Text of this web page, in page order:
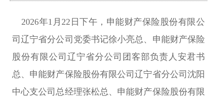
2026年1月22日下午，申能财产保险股份有限公
司辽宁省分公司党委书记徐小亮总、申能财产保险
股份有限公司辽宁省分公司团客部负责人安君书
总、申能财产保险股份有限公司辽宁省分公司沈阳
中心支公司总经理张松总、申能财产保险股份有限